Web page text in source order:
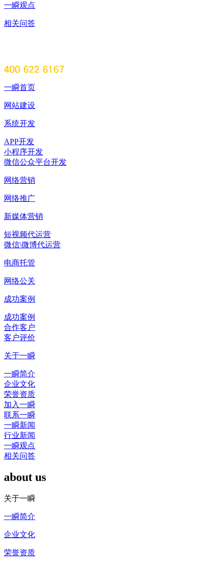
一瞬观点
相关问答
一瞬首页
网站建设
系统开发
APP开发
小程序开发
微信公众平台开发
网络营销
网络推广
新媒体营销
短视频代运营
微信\微博代运营
电商托管
网络公关
成功案例
成功案例
合作客户
客户评价
关于一瞬
一瞬简介
企业文化
荣誉资质
加入一瞬
联系一瞬
一瞬新闻
行业新闻
一瞬观点
相关问答
about us
关于一瞬
一瞬简介
企业文化
荣誉资质